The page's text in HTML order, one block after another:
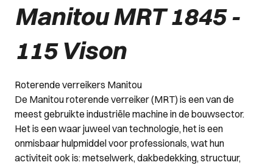
Manitou MRT 1845 -
115 Vison
Roterende verreikers Manitou
De Manitou roterende verreiker (MRT) is een van de
meest gebruikte industriële machine in de bouwsector.
Het is een waar juweel van technologie, het is een
onmisbaar hulpmiddel voor professionals, wat hun
activiteit ook is: metselwerk, dakbedekking, structuur,